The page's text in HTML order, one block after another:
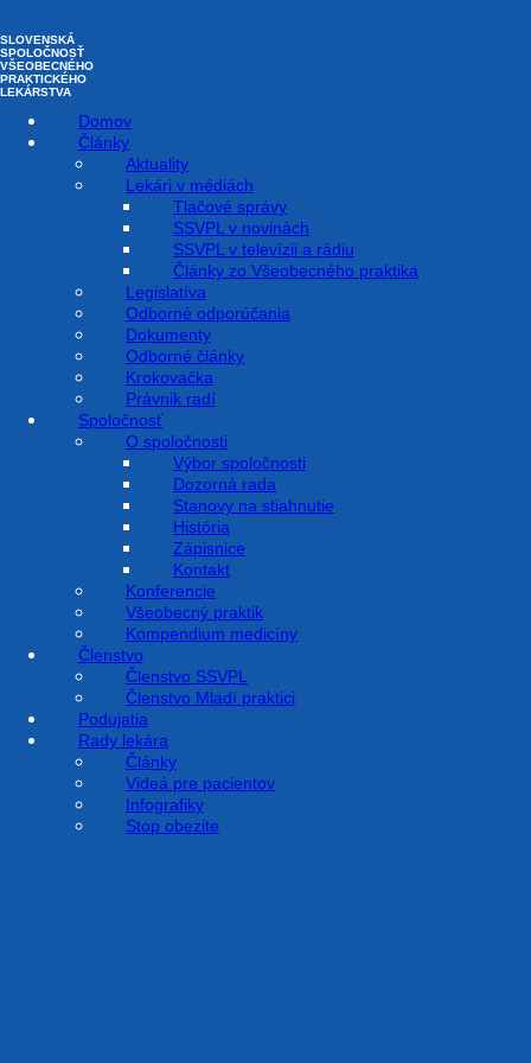
SLOVENSKÁ
SPOLOČNOSŤ
VŠEOBECNÉHO
PRAKTICKÉHO
LEKÁRSTVA
Domov
Články
Aktuality
Lekári v médiách
Tlačové správy
SSVPL v novinách
SSVPL v televízii a rádiu
Články zo Všeobecného praktika
Legislatíva
Odborné odporúčania
Dokumenty
Odborné články
Krokovačka
Právnik radí
Spoločnosť
O spoločnosti
Výbor spoločnosti
Dozorná rada
Stanovy na stiahnutie
História
Zápisnice
Kontakt
Konferencie
Všeobecný praktik
Kompendium medicíny
Členstvo
Členstvo SSVPL
Členstvo Mladí praktici
Podujatia
Rady lekára
Články
Videá pre pacientov
Infografiky
Stop obezite
Odoberajte náš newsletter
Email
Odoslať